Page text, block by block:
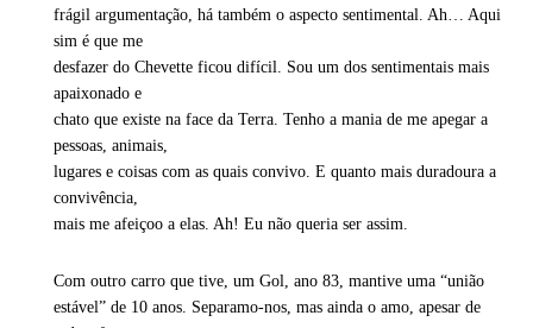
frágil argumentação, há também o aspecto sentimental. Ah… Aqui
sim é que me
desfazer do Chevette ficou difícil. Sou um dos sentimentais mais
apaixonado e
chato que existe na face da Terra. Tenho a mania de me apegar a
pessoas, animais,
lugares e coisas com as quais convivo. E quanto mais duradoura a
convivência,
mais me afeiçoo a elas. Ah! Eu não queria ser assim.
Com outro carro que tive, um Gol, ano 83, mantive uma “união
estável” de 10 anos. Separamo-nos, mas ainda o amo, apesar de